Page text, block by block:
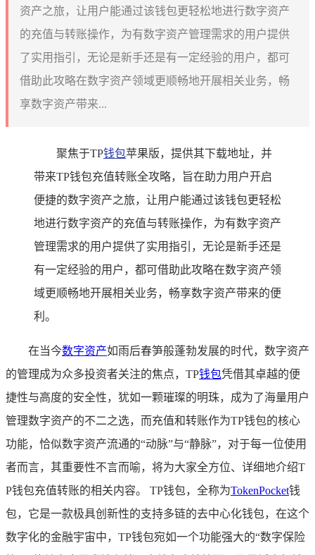
资产之旅，让用户能通过该钱包更轻松地进行数字资产
的充值与转账操作，为有数字资产管理需求的用户提供
了实用指引，无论是新手还是有一定经验的用户，都可
借助此攻略在数字资产领域更顺畅地开展相关业务，畅
享数字资产带来...
聚焦于TP钱包苹果版，提供其下载地址，并
带来TP钱包充值转账全攻略，旨在助力用户开启
便捷的数字资产之旅，让用户能通过该钱包更轻松
地进行数字资产的充值与转账操作，为有数字资产
管理需求的用户提供了实用指引，无论是新手还是
有一定经验的用户，都可借助此攻略在数字资产领
域更顺畅地开展相关业务，畅享数字资产带来的便
利。
在当今数字资产如雨后春笋般蓬勃发展的时代，数字资产
的管理成为众多投资者关注的焦点，TP钱包凭借其卓越的便
捷性与高度的安全性，犹如一颗璀璨的明珠，成为了海量用户
管理数字资产的不二之选，而充值和转账作为TP钱包的核心
功能，恰似数字资产流通的“动脉”与“静脉”，对于每一位使用
者而言，其重要性不言而喻，将为大家全方位、详细地介绍T
P钱包充值转账的相关内容。 TP钱包，全称为TokenPocket钱
包，它是一款极具创新性的支持多链的去中心化钱包，在这个
数字化的金融宇宙中，TP钱包宛如一个功能强大的“数字保险